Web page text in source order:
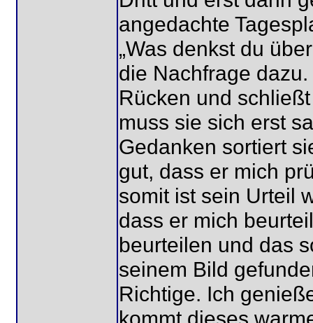
angedachte
„Was denkst du
die Nachfrage
Rücken und
muss sie sich erst
Gedanken sortiert
gut, dass er mich
somit ist sein Urteil
dass er mich
beurteilen und das
seinem Bild
Richtige. Ich
kommt dieses